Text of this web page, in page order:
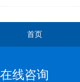
首页
在线咨询